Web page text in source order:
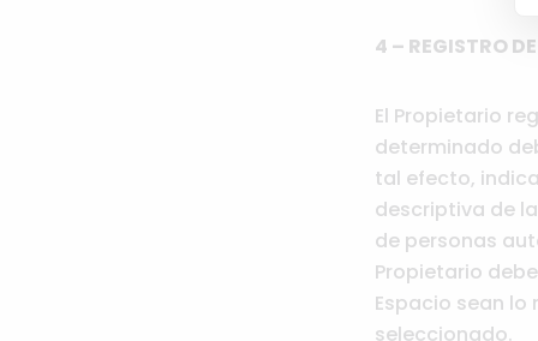
4 – REGISTRO
El Propietario
determinado
tal efecto,
descriptiva de
de personas
Propietario
Espacio sean
seleccionado.